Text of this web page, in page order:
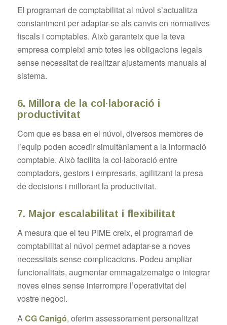
El programari de comptabilitat al núvol s’actualitza
constantment per adaptar-se als canvis en normatives
fiscals i comptables. Això garanteix que la teva
empresa compleixi amb totes les obligacions legals
sense necessitat de realitzar ajustaments manuals al
sistema.
6. Millora de la col·laboració i
productivitat
Com que es basa en el núvol, diversos membres de
l’equip poden accedir simultàniament a la informació
comptable. Això facilita la col·laboració entre
comptadors, gestors i empresaris, agilitzant la presa
de decisions i millorant la productivitat.
7. Major escalabilitat i flexibilitat
A mesura que el teu PIME creix, el programari de
comptabilitat al núvol permet adaptar-se a noves
necessitats sense complicacions. Podeu ampliar
funcionalitats, augmentar emmagatzematge o integrar
noves eines sense interrompre l’operativitat del
vostre negoci.
ACG Canigó, oferim assessorament personalitzat